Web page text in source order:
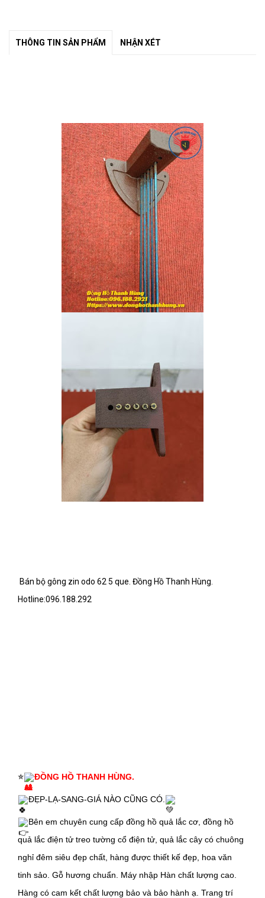
THÔNG TIN SẢN PHẨM NHẬN XÉT
Bán bộ gông zin odo 62 5 que. Đồng Hồ Thanh Hùng.
Hotline:096.188.292
⭐ ĐỒNG HỒ THANH HÙNG.
ĐẸP-LẠ-SANG-GIÁ NÀO CŨNG CÓ.
Bên em chuyên cung cấp đồng hồ quả lắc cơ, đồng hồ
quả lắc điện tử treo tường cổ điện tử, quả lắc cây có chuông
nghỉ đêm siêu đẹp chất, hàng được thiết kế đẹp, hoa văn
tinh sảo. Gỗ hương chuẩn. Máy nhập Hàn chất lượng cao.
Hàng có cam kết chất lượng bảo và bảo hành ạ. Trang trí